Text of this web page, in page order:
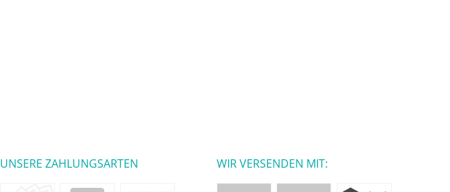
UNSERE ZAHLUNGSARTEN WIR VERSENDEN MIT: